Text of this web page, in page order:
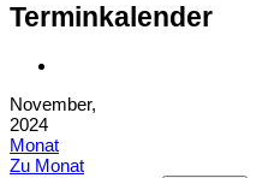
Terminkalender
November,
2024
Monat
Zu Monat